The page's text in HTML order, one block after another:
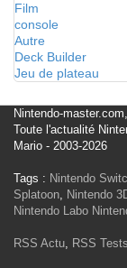
Film
console
Autre
Deck Builder
Jeu de plateau
Nintendo-
Toute l'actualité
Mario - 2003-2026
Tags : Nintendo
Splatoon, Nintendo
Nintendo Labo
RSS Actu, RSS Tests